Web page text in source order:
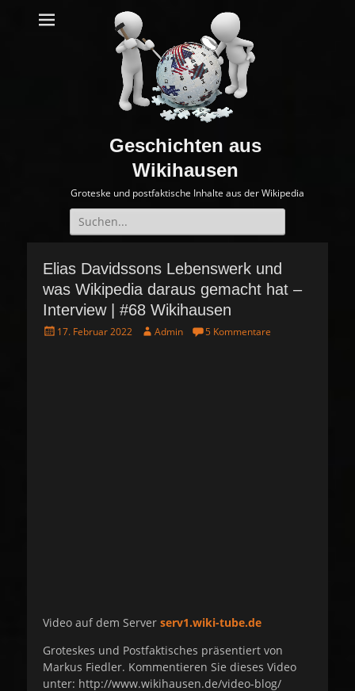
Geschichten aus
Wikihausen
Groteske und postfaktische Inhalte aus der Wikipedia
Suche
nach:
Elias Davidssons Lebenswerk und
was Wikipedia daraus gemacht hat –
Interview | #68 Wikihausen
P
17. Februar 2022
A Admin 5 Kommentare
Video auf dem Server serv1.wiki-tube.de
Groteskes und Postfaktisches präsentiert von
Markus Fiedler. Kommentieren Sie dieses Video
unter: http://www.wikihausen.de/video-blog/